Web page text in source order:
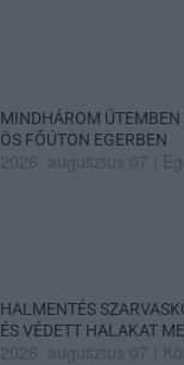
MINDHÁROM
ÖS FŐÚTON EGERBEN
2026. augusztus 07
HALMENTÉS
ÉS VÉDETT HALAKAT
2026. augusztus 07